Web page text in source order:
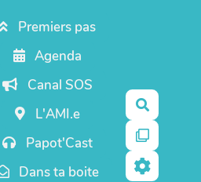
Premiers pas
Agenda
Canal SOS
L'AMI.e
Papot'Cast
Dans ta boite